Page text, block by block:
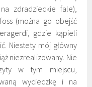
zdradzieckie fale),
(można go obejść
gdzie kąpieli
Niestety mój główny
niezrealizowany. Nie
w tym miejscu,
wycieczkę i na